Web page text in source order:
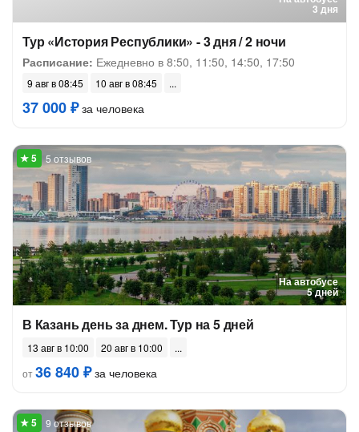
3 дня
Тур «История Республики» - 3 дня / 2 ночи
Расписание: Ежедневно в 8:50, 11:50, 14:50, 17:50
9 авг в 08:45 10 авг в 08:45
37 000 ₽за человека
На автобусе
5 дней
5 отзывов
В Казань день за днем. Тур на 5 дней
13 авг в 10:00
20 авг в 10:00
от36 840 ₽за человека
9 отзывов